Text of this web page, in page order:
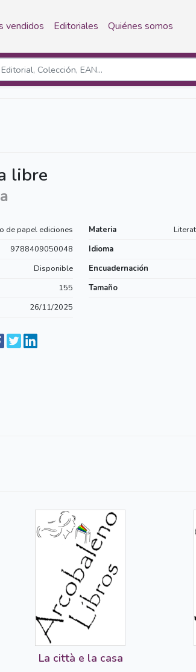
vendidos Editoriales Quiénes somos
libre
de papel ediciones Materia
9788409050048 Idioma
Disponible Encuadernación
155 Tamaño
26/11/2025
La città e la casa